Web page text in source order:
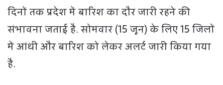
दिनों तक प्रदेश में बारिश का दौर जारी रहने की
संभावना जताई है. सोमवार (15 जून) के लिए 15 जिलों
में आंधी और बारिश को लेकर अलर्ट जारी किया गया
है.